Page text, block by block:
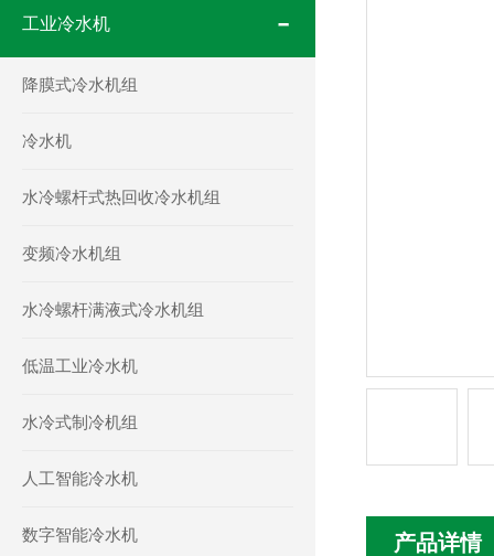
工业冷水机
降膜式冷水机组
冷水机
水冷螺杆式热回收冷水机组
变频冷水机组
水冷螺杆满液式冷水机组
低温工业冷水机
水冷式制冷机组
人工智能冷水机
数字智能冷水机 产品详情